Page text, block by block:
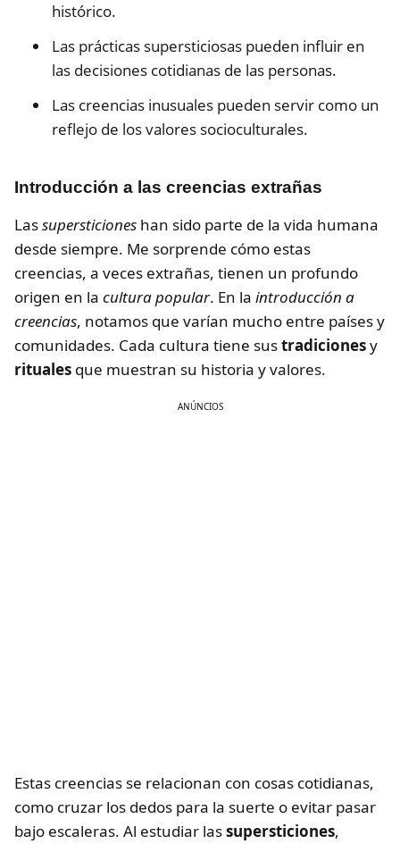
histórico.
Las prácticas supersticiosas pueden influir en
las decisiones cotidianas de las personas.
Las creencias inusuales pueden servir como un
reflejo de los valores socioculturales.
Introducción a las creencias extrañas
Lassupersticiones han sido parte de la vida humana
desde siempre. Me sorprende cómo estas
creencias, a veces extrañas, tienen un profundo
origen en la cultura popular. En la introducción a
creencias, notamos que varían mucho entre países y
comunidades. Cada cultura tiene sustradicionesy
rituales que muestran su historia y valores.
ANÚNCIOS
Estas creencias se relacionan con cosas cotidianas,
como cruzar los dedos para la suerte o evitar pasar
bajo escaleras. Al estudiar lassupersticiones,